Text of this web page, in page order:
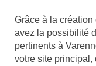
Grâce à la
avez la possibilité
pertinents à
votre site principal,